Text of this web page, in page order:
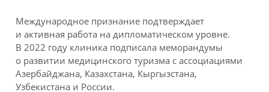
Международное признание подтверждает
и активная работа на дипломатическом уровне.
В 2022 году клиника подписала меморандумы
о развитии медицинского туризма с ассоциациями
Азербайджана, Казахстана, Кыргызстана,
Узбекистана и России.